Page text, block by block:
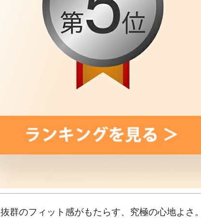
抜群のフィット感がもたらす、究極の心地よさ